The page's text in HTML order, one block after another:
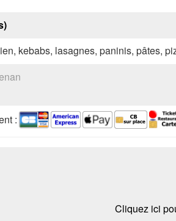
kebabs, lasagnes, paninis, pâtes,
:
Cliquez ici